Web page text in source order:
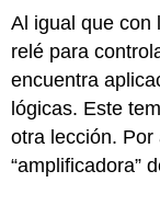
Al igual que con
relé para
encuentra
lógicas. Este
otra lección. Por
“amplificadora”